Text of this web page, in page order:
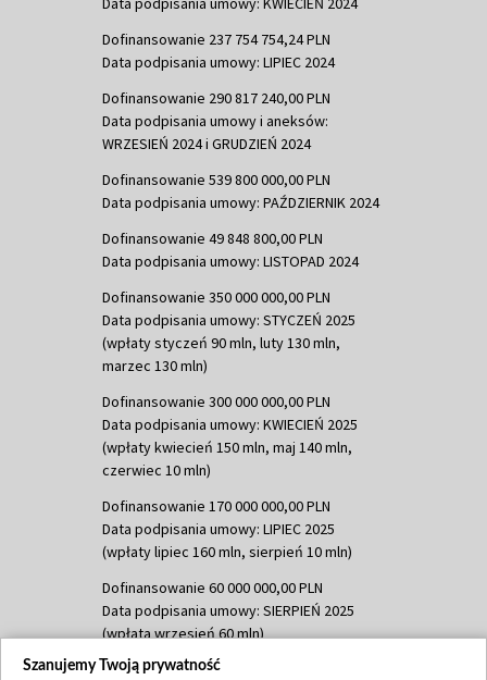
Dofinansowanie 237 754 754,24 PLN
Data podpisania umowy: LIPIEC 2024
Dofinansowanie 290 817 240,00 PLN
Data podpisania umowy i aneksów:
WRZESIEŃ 2024 i GRUDZIEŃ 2024
Dofinansowanie 539 800 000,00 PLN
Data podpisania umowy: PAŹDZIERNIK 2024
Dofinansowanie 49 848 800,00 PLN
Data podpisania umowy: LISTOPAD 2024
Dofinansowanie 350 000 000,00 PLN
Data podpisania umowy: STYCZEŃ 2025
(wpłaty styczeń 90 mln, luty 130 mln,
marzec 130 mln)
Dofinansowanie 300 000 000,00 PLN
Data podpisania umowy: KWIECIEŃ 2025
(wpłaty kwiecień 150 mln, maj 140 mln,
czerwiec 10 mln)
Dofinansowanie 170 000 000,00 PLN
Data podpisania umowy: LIPIEC 2025
(wpłaty lipiec 160 mln, sierpień 10 mln)
Dofinansowanie 60 000 000,00 PLN
Data podpisania umowy: SIERPIEŃ 2025
(wpłata wrzesień 60 mln)
Dofinansowanie 635 783 051,21 PLN
Szanujemy Twoją prywatność